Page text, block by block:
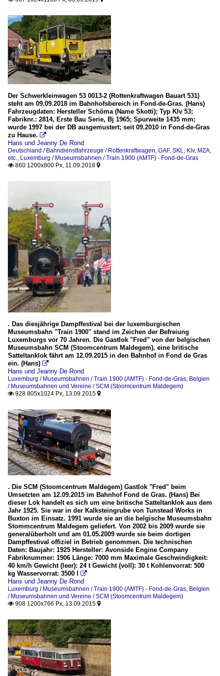
Der Schwerkleinwagen 53 0013-2 (Rottenkraftwagen Bauart 531)
steht am 09.09.2018 im Bahnhofsbereich in Fond-de-Gras. (Hans)
Fahrzeugdaten: Hersteller Schöma (Name Skotti); Typ Klv 53;
Fabriknr.: 2814, Erste Bau Serie, Bj 1965; Spurweite 1435 mm;
wurde 1997 bei der DB ausgemustert; seit 09.2010 in Fond-de-Gras
zu Hause. 
Hans und Jeanny De Rond
Deutschland / Bahndienstfahrzeuge / Rottenkraftwagen, GAF, SKL, Klv, MZA,
etc., Luxemburg / Museumsbahnen / Train 1900 (AMTF) - Fond-de-Gras
 860 1200x800 Px, 11.09.2018 
. Das diesjährige Dampffestival bei der luxemburgischen
Museumsbahn "Train 1900" stand im Zeichen der Befreiung
Luxemburgs vor 70 Jahren. Die Gastlok "Fred" von der belgischen
Museumsbahn SCM (Stoomcentrum Maldegem), eine britische
Satteltanklok fährt am 12.09.2015 in den Bahnhof in Fond de Gras
ein. (Hans) 
Hans und Jeanny De Rond
Luxemburg / Museumsbahnen / Train 1900 (AMTF) - Fond-de-Gras, Belgien
/ Museumsbahnen und Vereine / SCM (Stoomcentrum Maldegem)
 928 805x1024 Px, 13.09.2015 
. Die SCM (Stoomcentrum Maldegem) Gastlok "Fred" beim
Umsetzten am 12.09.2015 im Bahnhof Fond de Gras. (Hans) Bei
dieser Lok handelt es sich um eine britische Satteltanklok aus dem
Jahr 1925. Sie war in der Kalksteingrube von Tunstead Works in
Buxton im Einsatz. 1991 wurde sie an die belgische Museumsbahn
Stommcentrum Maldegem geliefert. Von 2002 bis 2009 wurde sie
generalüberholt und am 01.05.2009 wurde sie beim dortigen
Dampffestival offiziel in Betrieb genommen. Die technischen
Daten: Baujahr: 1925 Hersteller: Avonside Engine Company
Fabriknummer: 1906 Länge: 7000 mm Maximale Geschwindigkeit:
40 km/h Gewicht (leer): 24 t Gewicht (voll): 30 t Kohlenvorrat: 500
kg Wasservorrat: 3500 l

Hans und Jeanny De Rond
Luxemburg / Museumsbahnen / Train 1900 (AMTF) - Fond-de-Gras, Belgien
/ Museumsbahnen und Vereine / SCM (Stoomcentrum Maldegem)
 908 1200x766 Px, 13.09.2015 